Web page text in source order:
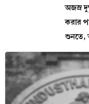
অজস্র
করার
শুনতে,